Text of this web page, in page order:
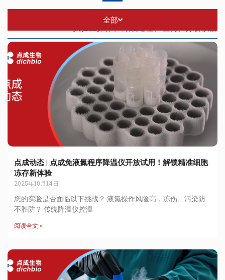
全部
点成动态 | 点成免液氮程序降温仪开放试用！解锁精准细胞
冻存新体验
2025年10月14日
您的实验是否面临以下挑战？ 液氮操作风险高，冻伤、污染防
不胜防？ 传统降温仪控温
阅读全文 »